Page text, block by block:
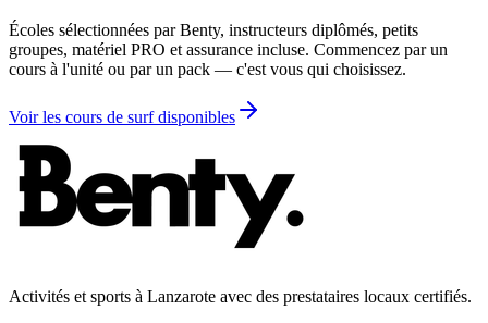
Écoles sélectionnées par Benty, instructeurs diplômés, petits
groupes, matériel PRO et assurance incluse. Commencez par un
cours à l'unité ou par un pack — c'est vous qui choisissez.
Voir les cours de surf disponibles
Activités et sports à Lanzarote avec des prestataires locaux certifiés.